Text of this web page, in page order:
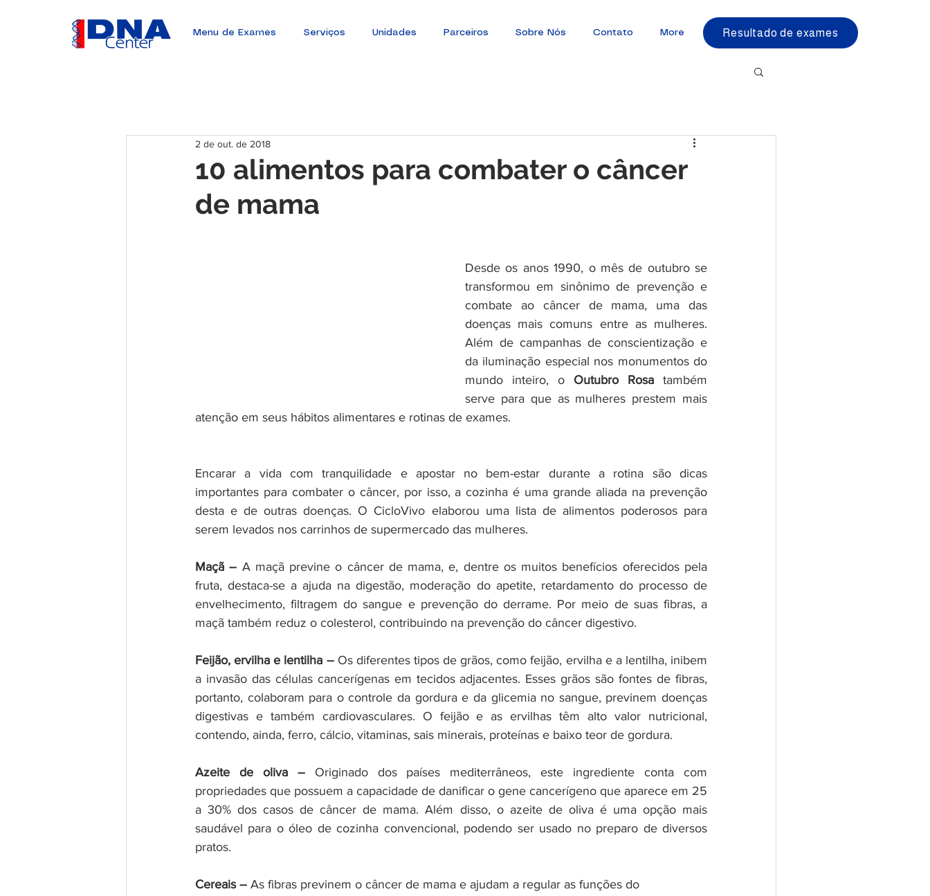
Menu de Exames Serviços Unidades Parceiros Sobre Nós Contato More Resultado de exames
10 alimentos para combater o câncer
de mama
2 de out. de 2018
Desde os anos 1990, o mês de outubro se
transformou em sinônimo de prevenção e
combate ao câncer de mama, uma das
doenças mais comuns entre as mulheres.
Além de campanhas de conscientização e
da iluminação especial nos monumentos do
mundo inteiro, o Outubro Rosa também
serve para que as mulheres prestem mais
atenção em seus hábitos alimentares e rotinas de exames.
Encarar a vida com tranquilidade e apostar no bem-estar durante a rotina são dicas
importantes para combater o câncer, por isso, a cozinha é uma grande aliada na prevenção
desta e de outras doenças. O CicloVivo elaborou uma lista de alimentos poderosos para
serem levados nos carrinhos de supermercado das mulheres.
Maçã – A maçã previne o câncer de mama, e, dentre os muitos benefícios oferecidos pela
fruta, destaca-se a ajuda na digestão, moderação do apetite, retardamento do processo de
envelhecimento, filtragem do sangue e prevenção do derrame. Por meio de suas fibras, a
maçã também reduz o colesterol, contribuindo na prevenção do câncer digestivo.
Feijão, ervilha e lentilha – Os diferentes tipos de grãos, como feijão, ervilha e a lentilha, inibem
a invasão das células cancerígenas em tecidos adjacentes. Esses grãos são fontes de fibras,
portanto, colaboram para o controle da gordura e da glicemia no sangue, previnem doenças
digestivas e também cardiovasculares. O feijão e as ervilhas têm alto valor nutricional,
contendo, ainda, ferro, cálcio, vitaminas, sais minerais, proteínas e baixo teor de gordura.
Azeite de oliva – Originado dos países mediterrâneos, este ingrediente conta com
propriedades que possuem a capacidade de danificar o gene cancerígeno que aparece em 25
a 30% dos casos de câncer de mama. Além disso, o azeite de oliva é uma opção mais
saudável para o óleo de cozinha convencional, podendo ser usado no preparo de diversos
pratos.
Cereais – As fibras previnem o câncer de mama e ajudam a regular as funções do